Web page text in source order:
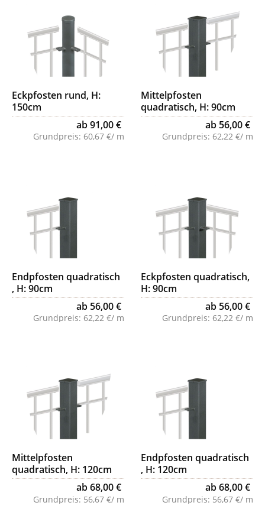
Eckpfosten rund, H:
150cm
ab 91,00 €
Grundpreis: 60,67 €/ m
Mittelpfosten
quadratisch, H: 90cm
ab 56,00 €
Grundpreis: 62,22 €/ m
Endpfosten quadratisch
, H: 90cm
ab 56,00 €
Grundpreis: 62,22 €/ m
Eckpfosten quadratisch,
H: 90cm
ab 56,00 €
Grundpreis: 62,22 €/ m
Mittelpfosten
quadratisch, H: 120cm
ab 68,00 €
Grundpreis: 56,67 €/ m
Endpfosten quadratisch
, H: 120cm
ab 68,00 €
Grundpreis: 56,67 €/ m